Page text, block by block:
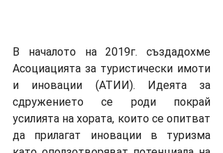
В началото на 2019г. създадохме
Асоциацията за туристически имоти
и иновации (АТИИ). Идеята за
сдружението се роди покрай
усилията на хората, които се опитват
да прилагат иновации в туризма